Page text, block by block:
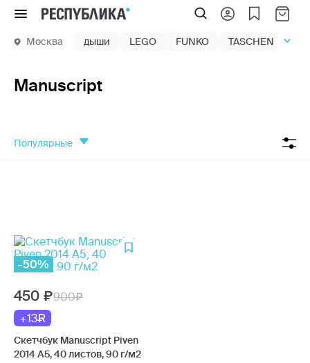
Меню
Москва дыши LEGO FUNKO TASCHEN
Manuscript
популярные
-50%
450
900
+13
Скетчбук Manuscript Piven
2014 А5, 40 листов, 90 г/м2